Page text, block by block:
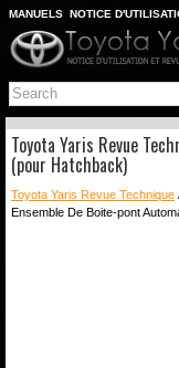
MANUELS NOTICE
PLAN DU SITE
CHERCHER
Toyota Yaris Revue
(pour Hatchback)
Toyota Yaris Revue Technique
Ensemble De Boite-pont